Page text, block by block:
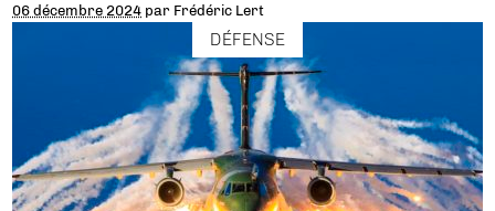
06 décembre 2024 par Frédéric Lert
DÉFENSE